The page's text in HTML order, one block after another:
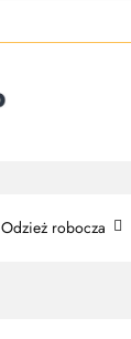
Odzież robocza